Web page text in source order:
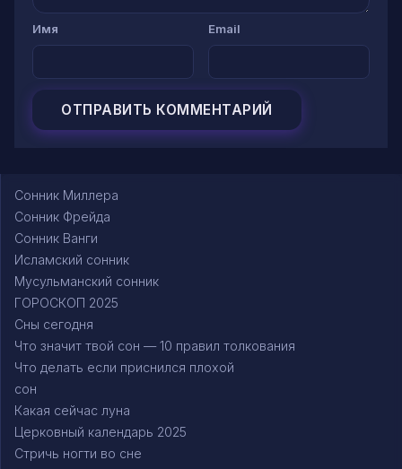
Имя Email
Сонник Миллера
Сонник Фрейда
Сонник Ванги
Исламский сонник
Мусульманский сонник
ГОРОСКОП 2025
Сны сегодня
Что значит твой сон — 10 правил толкования
Что делать если приснился плохой
сон
Какая сейчас луна
Церковный календарь 2025
Стричь ногти во сне